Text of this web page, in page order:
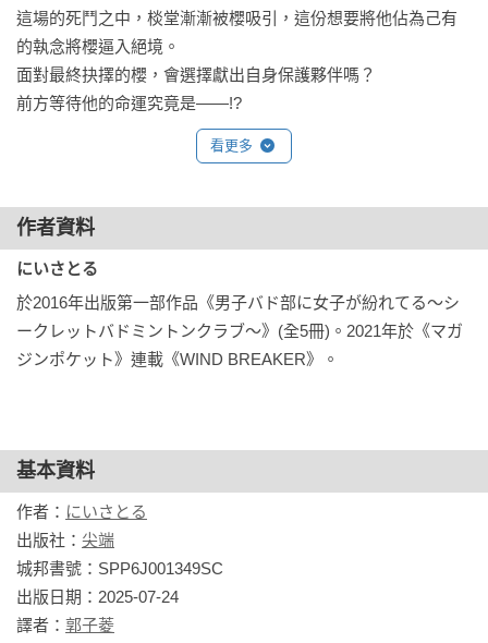
這場的死鬥之中，棪堂漸漸被櫻吸引，這份想要將他佔為己有
的執念將櫻逼入絕境。
面對最終抉擇的櫻，會選擇獻出自身保護夥伴嗎？
前方等待他的命運究竟是——!?
看更多
作者資料
にいさとる
於2016年出版第一部作品《男子バド部に女子が紛れてる〜シ
ークレットバドミントンクラブ〜》(全5冊)。2021年於《マガ
ジンポケット》連載《WIND BREAKER》。
基本資料
作者： にいさとる
出版社： 尖端
城邦書號：SPP6J001349SC
出版日期：2025-07-24
譯者： 郭子菱